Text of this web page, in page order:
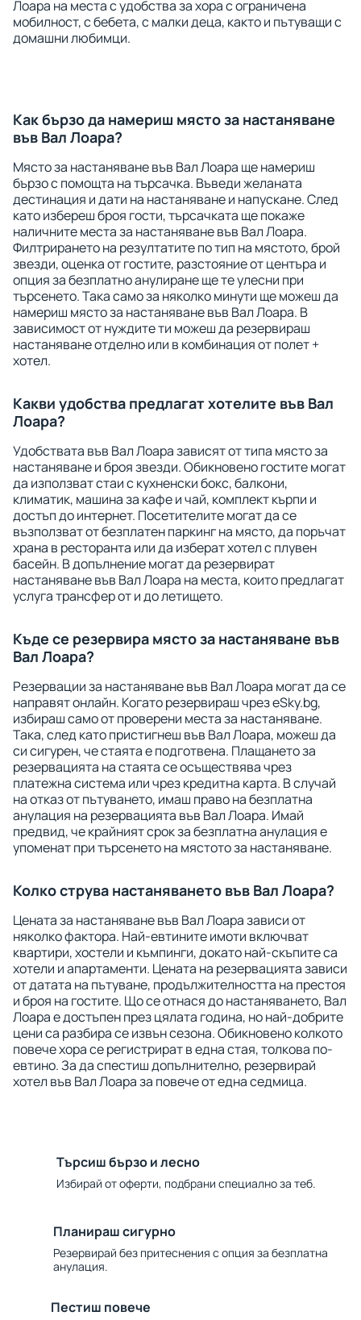
Лоара на места с удобства за хора с ограничена
мобилност, с бебета, с малки деца, както и пътуващи с
домашни любимци.
Как бързо да намериш място за настаняване
във Вал Лоара?
Място за настаняване във Вал Лоара ще намериш
бързо с помощта на търсачка. Въведи желаната
дестинация и дати на настаняване и напускане. След
като избереш броя гости, търсачката ще покаже
наличните места за настаняване във Вал Лоара.
Филтрирането на резултатите по тип на мястото, брой
звезди, оценка от гостите, разстояние от центъра и
опция за безплатно анулиране ще те улесни при
търсенето. Така само за няколко минути ще можеш да
намериш място за настаняване във Вал Лоара. В
зависимост от нуждите ти можеш да резервираш
настаняване отделно или в комбинация от полет +
хотел.
Какви удобства предлагат хотелите във Вал
Лоара?
Удобствата във Вал Лоара зависят от типа място за
настаняване и броя звезди. Обикновено гостите могат
да използват стаи с кухненски бокс, балкони,
климатик, машина за кафе и чай, комплект кърпи и
достъп до интернет. Посетителите могат да се
възползват от безплатен паркинг на място, да поръчат
храна в ресторанта или да изберат хотел с плувен
басейн. В допълнение могат да резервират
настаняване във Вал Лоара на места, които предлагат
услуга трансфер от и до летището.
Къде се резервира място за настаняване във
Вал Лоара?
Резервации за настаняване във Вал Лоара могат да се
направят онлайн. Когато резервираш чрез eSky.bg,
избираш само от проверени места за настаняване.
Така, след като пристигнеш във Вал Лоара, можеш да
си сигурен, че стаята е подготвена. Плащането за
резервацията на стаята се осъществява чрез
платежна система или чрез кредитна карта. В случай
на отказ от пътуването, имаш право на безплатна
анулация на резервацията във Вал Лоара. Имай
предвид, че крайният срок за безплатна анулация е
упоменат при търсенето на мястото за настаняване.
Колко струва настаняването във Вал Лоара?
Цената за настаняване във Вал Лоара зависи от
няколко фактора. Най-евтините имоти включват
квартири, хостели и къмпинги, докато най-скъпите са
хотели и апартаменти. Цената на резервацията зависи
от датата на пътуване, продължителността на престоя
и броя на гостите. Що се отнася до настаняването, Вал
Лоара е достъпен през цялата година, но най-добрите
цени са разбира се извън сезона. Обикновено колкото
повече хора се регистрират в една стая, толкова по-
евтино. За да спестиш допълнително, резервирай
хотел във Вал Лоара за повече от една седмица.
Търсиш бързо и лесно
Избирай от оферти, подбрани специално за теб.
Планираш сигурно
Резервирай без притеснения с опция за безплатна
анулация.
Пестиш повече